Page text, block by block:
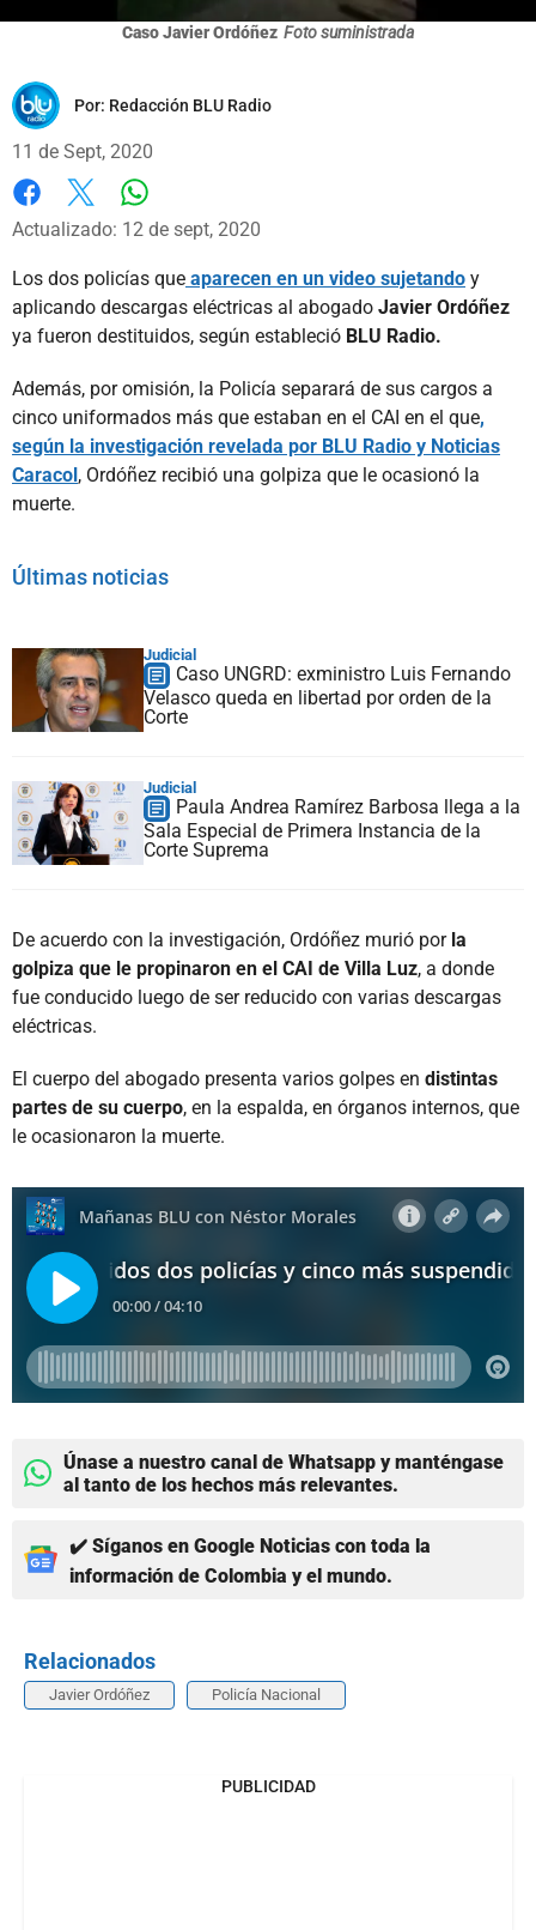
Caso Javier Ordóñez Foto suministrada
Por: Redacción BLU Radio
11 de Sept, 2020
Facebook
X
Actualizado: 12 de sept, 2020
Los dos policías que aparecen en un video sujetando y
aplicando descargas eléctricas al abogado Javier Ordóñez
ya fueron destituidos, según estableció BLU Radio.
Además, por omisión, la Policía separará de sus cargos a
cinco uniformados más que estaban en el CAI en el que,
según la investigación revelada por BLU Radio y Noticias
Caracol, Ordóñez recibió una golpiza que le ocasionó la
muerte.
Últimas noticias
Judicial
Caso UNGRD: exministro Luis Fernando
Velasco queda en libertad por orden de la
Corte
Judicial
Paula Andrea Ramírez Barbosa llega a la
Sala Especial de Primera Instancia de la
Corte Suprema
De acuerdo con la investigación, Ordóñez murió porla
golpiza que le propinaron en el CAI de Villa Luz, a donde
fue conducido luego de ser reducido con varias descargas
eléctricas.
El cuerpo del abogado presenta varios golpes en distintas
partes de su cuerpo, en la espalda, en órganos internos, que
le ocasionaron la muerte.
Únase a nuestro canal de Whatsapp y manténgase
al tanto de los hechos más relevantes.
✔️ Síganos en Google Noticias con toda la
información de Colombia y el mundo.
Relacionados
Javier Ordóñez Policía Nacional
PUBLICIDAD